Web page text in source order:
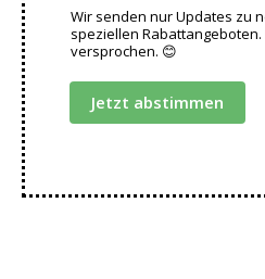
Wir senden nur Updates zu
speziellen Rabattangeboten.
versprochen. 😊
Jetzt abstimmen